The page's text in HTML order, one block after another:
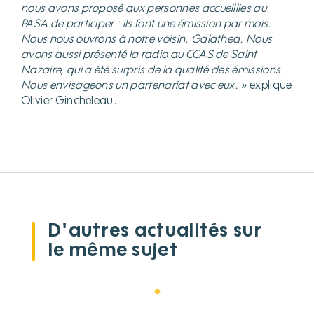
nous avons proposé aux personnes accueillies au
PASA de participer : ils font une émission par mois.
Nous nous ouvrons à notre voisin, Galathea. Nous
avons aussi présenté la radio au CCAS de Saint
Nazaire, qui a été surpris de la qualité des émissions.
Nous envisageons un partenariat avec eux. » explique
Olivier Gincheleau.
D'autres actualités sur
le même sujet